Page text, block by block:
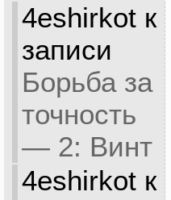
4eshirkotк
записи
Борьба за
точность
— 2: Винт
4eshirkotк